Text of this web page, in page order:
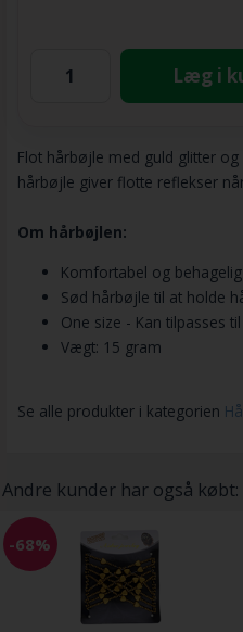
Læg i
Flot hårbøjle med guld glitter
hårbøjle giver flotte reflekser
Om hårbøjlen:
Komfortabel og
Sød hårbøjle til at holde
One size - Kan tilpasses
Vægt: 15 gram
Se alle produkter i kategorien
Andre kunder har også købt:
-68%